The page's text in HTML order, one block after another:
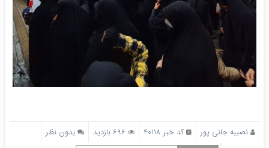
نصیبه جانی پور کد خبر 40118 696 بازدید
بدون نظر